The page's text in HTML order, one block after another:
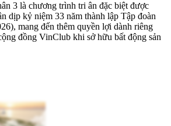
3 là chương trình tri ân đặc biệt được
dịp kỷ niệm 33 năm thành lập Tập đoàn
mang đến thêm quyền lợi dành riêng
đồng VinClub khi sở hữu bất động sản